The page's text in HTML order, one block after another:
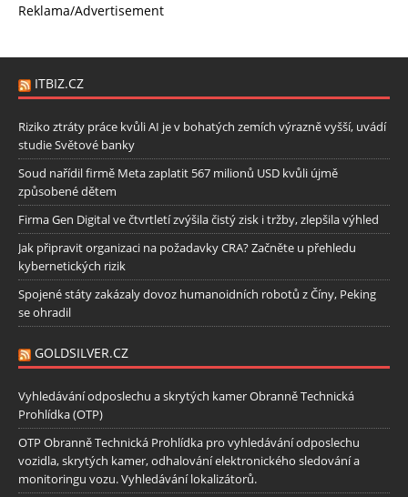
Reklama/Advertisement
ITBIZ.CZ
Riziko ztráty práce kvůli AI je v bohatých zemích výrazně vyšší, uvádí
studie Světové banky
Soud nařídil firmě Meta zaplatit 567 milionů USD kvůli újmě
způsobené dětem
Firma Gen Digital ve čtvrtletí zvýšila čistý zisk i tržby, zlepšila výhled
Jak připravit organizaci na požadavky CRA? Začněte u přehledu
kybernetických rizik
Spojené státy zakázaly dovoz humanoidních robotů z Číny, Peking
se ohradil
GOLDSILVER.CZ
Vyhledávání odposlechu a skrytých kamer Obranně Technická
Prohlídka (OTP)
OTP Obranně Technická Prohlídka pro vyhledávání odposlechu
vozidla, skrytých kamer, odhalování elektronického sledování a
monitoringu vozu. Vyhledávání lokalizátorů.